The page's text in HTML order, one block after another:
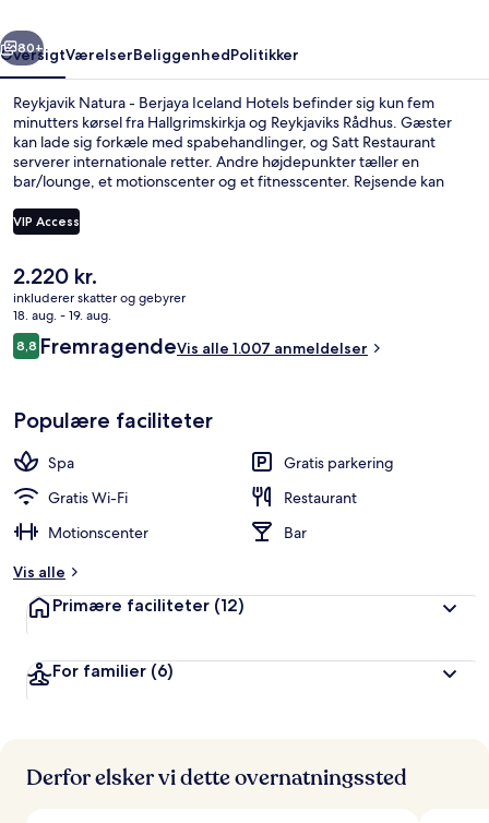
Næste
80+
OversigtVærelserBeliggenhedPolitikker
Reykjavik Natura - Berjaya Iceland Hotels befinder sig kun fem
minutters kørsel fra Hallgrimskirkja og Reykjaviks Rådhus. Gæster
kan lade sig forkæle med spabehandlinger, og Satt Restaurant
serverer internationale retter. Andre højdepunkter tæller en
bar/lounge, et motionscenter og et fitnesscenter. Rejsende kan
VIP Access
Den
nuværende
pris
er
2.220 kr.
2.220 kr.
inkluderer skatter og gebyrer
18. aug. - 19. aug.
Anmeldelser
8,88,8 ud af 10.
FremragendeVis alle 1.007 anmeldelser
Populære faciliteter
Spa
Gratis parkering
Gratis Wi-Fi
Restaurant
Motionscenter
Bar
Vis alle
Primære faciliteter (12)
For familier (6)
Derfor elsker vi dette overnatningssted